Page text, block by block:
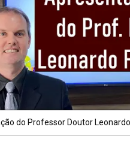
do Professor Doutor